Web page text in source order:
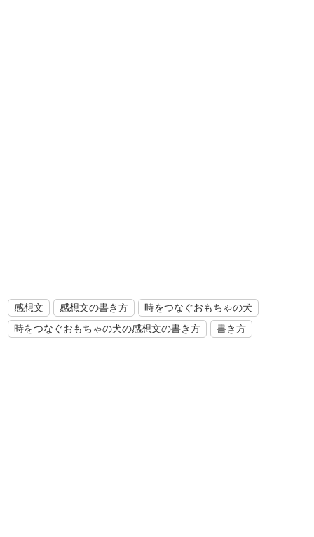
感想文 感想文の書き方
時をつなぐおもちゃの犬
時をつなぐおもちゃの犬の感想文の書き方
書き方